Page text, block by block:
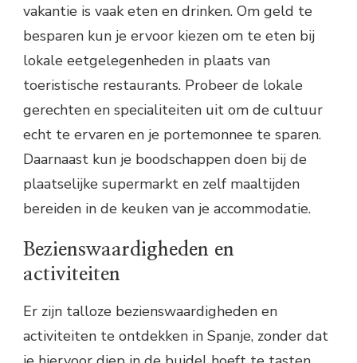
vakantie is vaak eten en drinken. Om geld te
besparen kun je ervoor kiezen om te eten bij
lokale eetgelegenheden in plaats van
toeristische restaurants. Probeer de lokale
gerechten en specialiteiten uit om de cultuur
echt te ervaren en je portemonnee te sparen.
Daarnaast kun je boodschappen doen bij de
plaatselijke supermarkt en zelf maaltijden
bereiden in de keuken van je accommodatie.
Bezienswaardigheden en
activiteiten
Er zijn talloze bezienswaardigheden en
activiteiten te ontdekken in Spanje, zonder dat